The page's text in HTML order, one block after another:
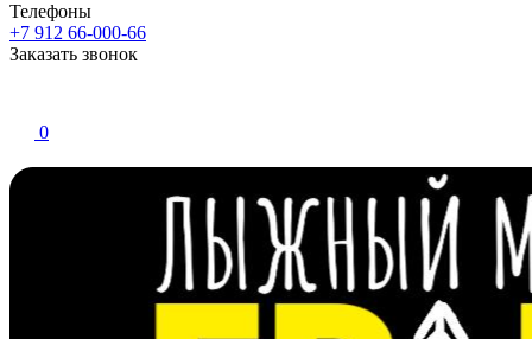
Телефоны
+7 912 66-000-66
Заказать звонок
0